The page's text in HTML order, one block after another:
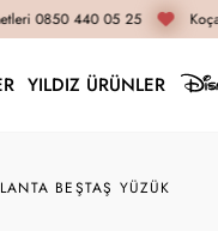
0850 440 05 25
YILDIZ ÜRÜNLER
BEŞTAŞ YÜZÜK